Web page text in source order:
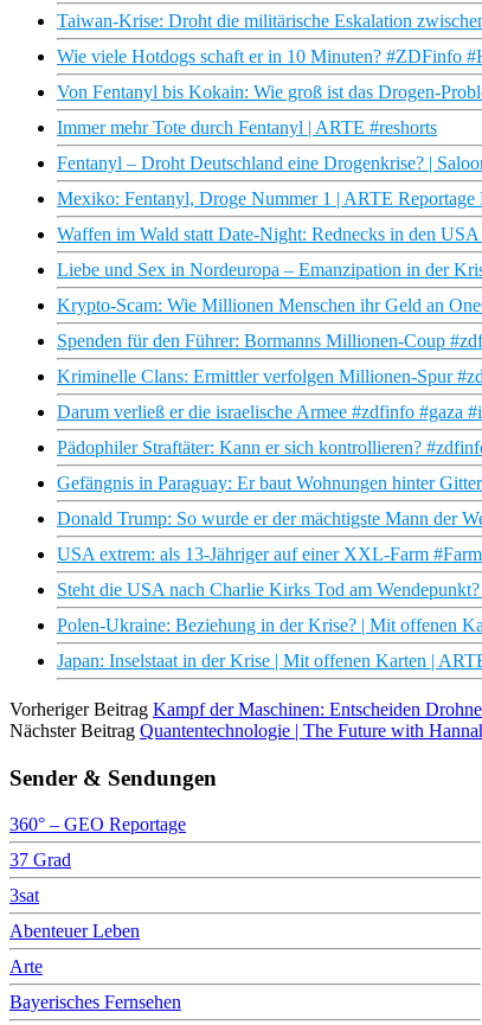
Taiwan-Krise: Droht die militärische Eskalation
Wie viele Hotdogs schaft er in 10 Minuten? #ZDFinfo
Von Fentanyl bis Kokain: Wie groß ist das Drogen-
Immer mehr Tote durch Fentanyl | ARTE #reshorts
Fentanyl – Droht Deutschland eine Drogenkrise? |
Mexiko: Fentanyl, Droge Nummer 1 | ARTE Reportage
Waffen im Wald statt Date-Night: Rednecks in den
Liebe und Sex in Nordeuropa – Emanzipation in der
Krypto-Scam: Wie Millionen Menschen ihr Geld an
Spenden für den Führer: Bormanns Millionen-Coup
Kriminelle Clans: Ermittler verfolgen Millionen-Spur
Darum verließ er die israelische Armee #zdfinfo #gaza
Pädophiler Straftäter: Kann er sich kontrollieren?
Gefängnis in Paraguay: Er baut Wohnungen hinter
Donald Trump: So wurde er der mächtigste Mann der
USA extrem: als 13-Jähriger auf einer XXL-Farm
Steht die USA nach Charlie Kirks Tod am
Polen-Ukraine: Beziehung in der Krise? | Mit offenen
Japan: Inselstaat in der Krise | Mit offenen Karten |
Vorheriger Beitrag Kampf der Maschinen: Entscheiden
Nächster Beitrag Quantentechnologie | The Future with
Sender & Sendungen
360° – GEO Reportage
37 Grad
3sat
Abenteuer Leben
Arte
Bayerisches Fernsehen